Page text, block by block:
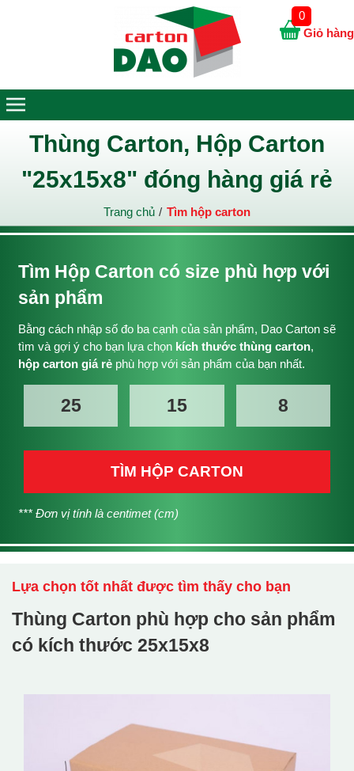
Thùng Carton, Hộp Carton
"25x15x8" đóng hàng giá rẻ
Trang chủ Tìm hộp carton
Tìm Hộp Carton có size phù hợp với
sản phẩm
Bằng cách nhập số đo ba cạnh của sản phẩm, Dao Carton sẽ
tìm và gợi ý cho bạn lựa chọn kích thước thùng carton,
hộp carton giá rẻphù hợp với sản phẩm của bạn nhất.
TÌM HỘP CARTON
*** Đơn vị tính là centimet (cm)
Lựa chọn tốt nhất được tìm thấy cho bạn
Thùng Carton phù hợp cho sản phẩm
có kích thước 25x15x8
Giỏ hàng
0